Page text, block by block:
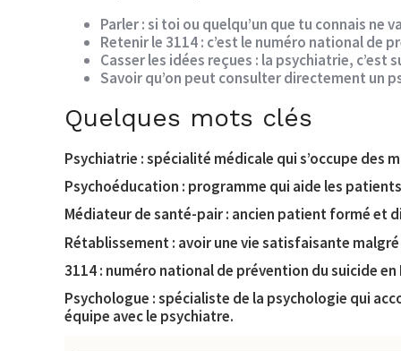
Parler: si toi ou quelqu’un que tu connais ne
Retenir le 3114: c’est le numéro national de
Casser les idées reçues : la psychiatrie, c’est
Savoir qu’on peut consulter directement un
Quelques mots clés
Psychiatrie : spécialité médicale qui s’occupe des
Psychoéducation : programme qui aide les
Médiateur de santé-pair: ancien patient formé et
Rétablissement: avoir une vie satisfaisante
3114: numéro national de prévention du suicide
Psychologue : spécialiste de la psychologie qui
équipe avec le psychiatre.